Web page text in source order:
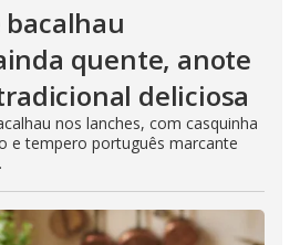
quente, anote
deliciosa
nos lanches, com casquinha
e tempero português marcante